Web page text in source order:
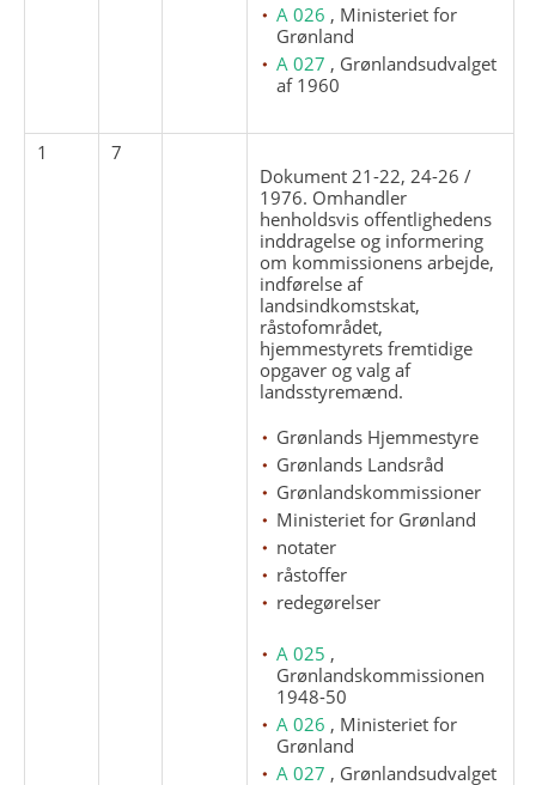
A 026 , Ministeriet for
Grønland
A 027 , Grønlandsudvalget
af 1960
1
7
Dokument 21-22, 24-26 /
1976. Omhandler
henholdsvis offentlighedens
inddragelse og informering
om kommissionens arbejde,
indførelse af
landsindkomstskat,
råstofområdet,
hjemmestyrets fremtidige
opgaver og valg af
landsstyremænd.
Grønlands Hjemmestyre
Grønlands Landsråd
Grønlandskommissioner
Ministeriet for Grønland
notater
råstoffer
redegørelser
A 025 ,
Grønlandskommissionen
1948-50
A 026 , Ministeriet for
Grønland
A 027 , Grønlandsudvalget